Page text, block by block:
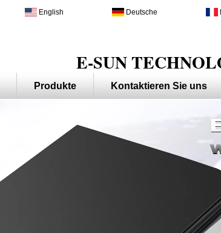
E-SUN
English Deutsche
Produkte Kontaktieren Sie uns